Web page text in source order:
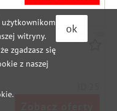
użytkownikom
witryny.
zgadzasz się
z naszej
ok